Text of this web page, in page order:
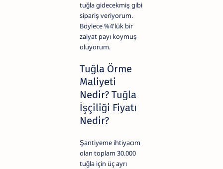
tuğla gidecekmiş gibi
sipariş veriyorum.
Böylece %4'lük bir
zaiyat payı koymuş
oluyorum.
Tuğla Örme
Maliyeti
Nedir? Tuğla
İşçiliği Fiyatı
Nedir?
Şantiyeme ihtiyacım
olan toplam 30.000
tuğla için üç ayrı